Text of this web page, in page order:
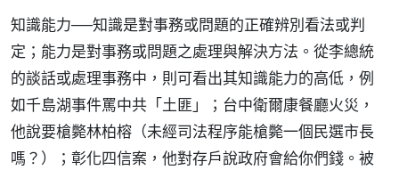
知識能力──知識是對事務或問題的正確辨別看法或判
定；能力是對事務或問題之處理與解決方法。從李總統
的談話或處理事務中，則可看出其知識能力的高低，例
如千島湖事件罵中共「土匪」；台中衛爾康餐廳火災，
他說要槍斃林柏榕（未經司法程序能槍斃一個民選市長
嗎？）；彰化四信案，他對存戶說政府會給你們錢。被